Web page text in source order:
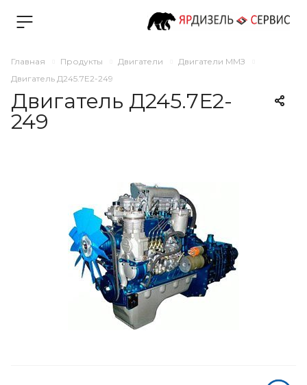
Главная Продукты Двигатели
Двигатели ММЗ
Двигатель Д245.7Е2-249
Двигатель Д245.7Е2-
249